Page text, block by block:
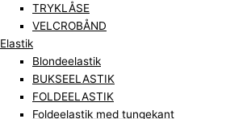
TRYKLÅSE
VELCROBÅND
Elastik
Blondeelastik
BUKSEELASTIK
FOLDEELASTIK
Foldeelastik med tungekant